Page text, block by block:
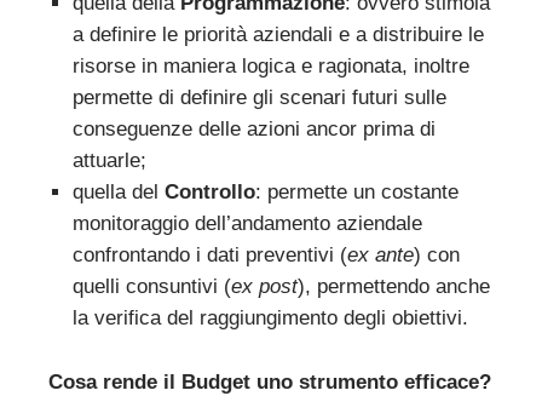
a definire le priorità aziendali e a distribuire le
risorse in maniera logica e ragionata, inoltre
permette di definire gli scenari futuri sulle
conseguenze delle azioni ancor prima di
attuarle;
quella del Controllo: permette un costante
monitoraggio dell’andamento aziendale
confrontando i dati preventivi (ex ante) con
quelli consuntivi (ex post), permettendo anche
la verifica del raggiungimento degli obiettivi.
Cosa rende il Budget uno strumento efficace?